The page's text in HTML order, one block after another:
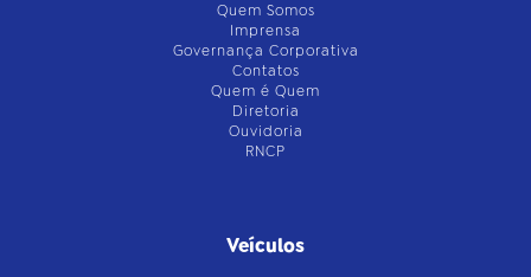
Quem Somos
Imprensa
Governança Corporativa
Contatos
Quem é Quem
Diretoria
Ouvidoria
RNCP
Veículos